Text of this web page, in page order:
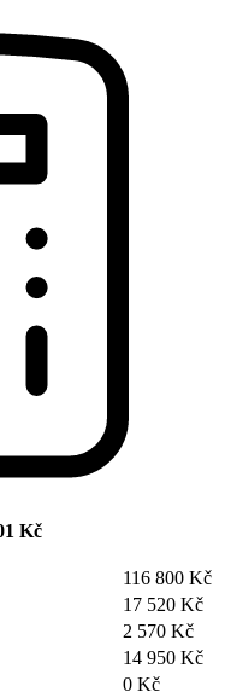
Kč
116 800 Kč
17 520 Kč
2 570 Kč
14 950 Kč
0 Kč